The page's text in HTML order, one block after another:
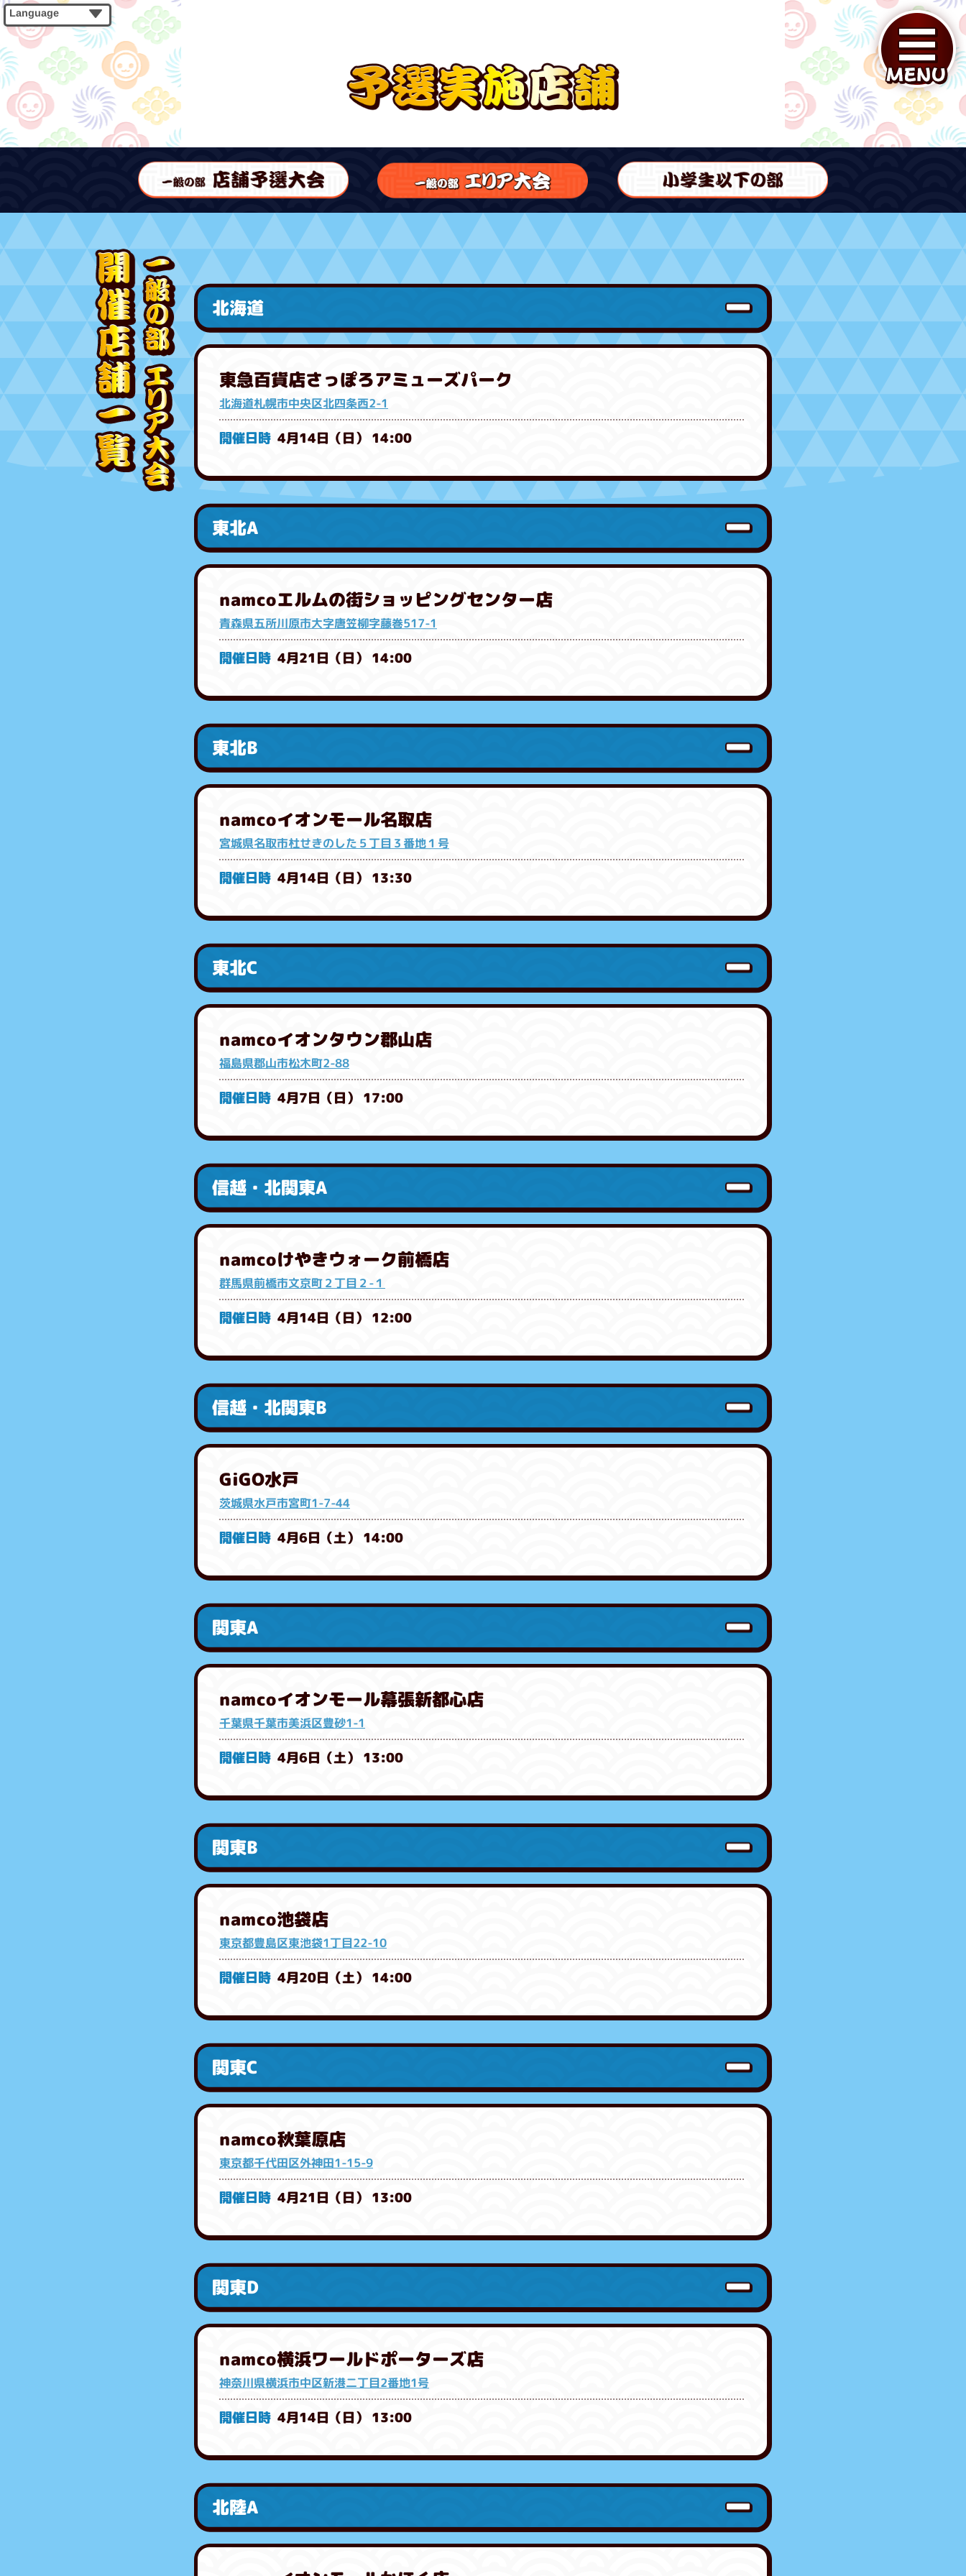
Language
北海道
東急百貨店さっぽろアミューズパーク
北海道札幌市中央区北四条西2-1
4月14日（日） 14:00
東北A
namcoエルムの街ショッピングセンター店
青森県五所川原市大字唐笠柳字藤巻517-1
4月21日（日） 14:00
東北B
namcoイオンモール名取店
宮城県名取市杜せきのした５丁目３番地１号
4月14日（日） 13:30
東北C
namcoイオンタウン郡山店
福島県郡山市松木町2-88
4月7日（日） 17:00
信越・北関東A
namcoけやきウォーク前橋店
群馬県前橋市文京町２丁目２-１
4月14日（日） 12:00
信越・北関東B
GiGO水戸
茨城県水戸市宮町1-7-44
4月6日（土） 14:00
関東A
namcoイオンモール幕張新都心店
千葉県千葉市美浜区豊砂1-1
4月6日（土） 13:00
関東B
namco池袋店
東京都豊島区東池袋1丁目22-10
4月20日（土） 14:00
関東C
namco秋葉原店
東京都千代田区外神田1-15-9
4月21日（日） 13:00
関東D
namco横浜ワールドポーターズ店
神奈川県横浜市中区新港二丁目2番地1号
4月14日（日） 13:00
北陸A